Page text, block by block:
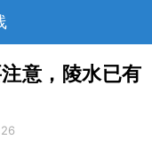
意，陵水已有